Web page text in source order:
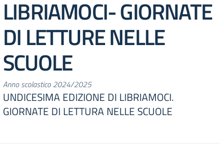
LIBRIAMOCI- GIORNATE
DI LETTURE NELLE
SCUOLE
Anno scolastico 2024/2025
UNDICESIMA EDIZIONE DI LIBRIAMOCI.
GIORNATE DI LETTURA NELLE SCUOLE